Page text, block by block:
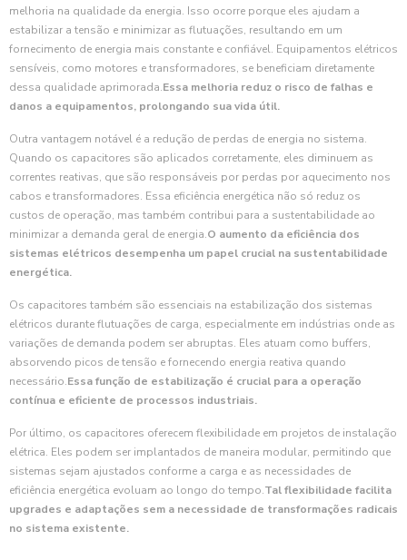
melhoria na qualidade da energia. Isso ocorre porque eles ajudam a
estabilizar a tensão e minimizar as flutuações, resultando em um
fornecimento de energia mais constante e confiável. Equipamentos elétricos
sensíveis, como motores e transformadores, se beneficiam diretamente
dessa qualidade aprimorada.Essa melhoria reduz o risco de falhas e
danos a equipamentos, prolongando sua vida útil.
Outra vantagem notável é a redução de perdas de energia no sistema.
Quando os capacitores são aplicados corretamente, eles diminuem as
correntes reativas, que são responsáveis por perdas por aquecimento nos
cabos e transformadores. Essa eficiência energética não só reduz os
custos de operação, mas também contribui para a sustentabilidade ao
minimizar a demanda geral de energia.O aumento da eficiência dos
sistemas elétricos desempenha um papel crucial na sustentabilidade
energética.
Os capacitores também são essenciais na estabilização dos sistemas
elétricos durante flutuações de carga, especialmente em indústrias onde as
variações de demanda podem ser abruptas. Eles atuam como buffers,
absorvendo picos de tensão e fornecendo energia reativa quando
necessário.Essa função de estabilização é crucial para a operação
contínua e eficiente de processos industriais.
Por último, os capacitores oferecem flexibilidade em projetos de instalação
elétrica. Eles podem ser implantados de maneira modular, permitindo que
sistemas sejam ajustados conforme a carga e as necessidades de
eficiência energética evoluam ao longo do tempo.Tal flexibilidade facilita
upgrades e adaptações sem a necessidade de transformações radicais
no sistema existente.